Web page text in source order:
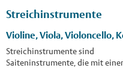
Streichinstrumente
Violine, Viola, Violoncello,
Streichinstrumente sind
Saiteninstrumente, die mit